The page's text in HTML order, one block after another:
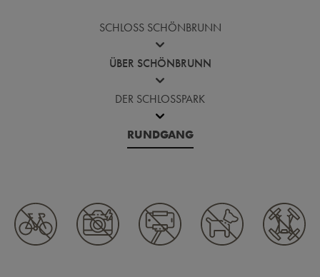
SCHLOSS SCHÖNBRUNN
ÜBER SCHÖNBRUNN
DER SCHLOSSPARK
RUNDGANG